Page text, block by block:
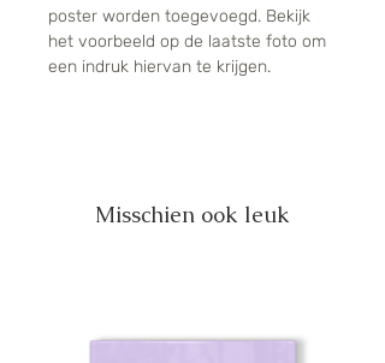
poster worden toegevoegd. Bekijk
het voorbeeld op de laatste foto om
een indruk hiervan te krijgen.
Misschien ook leuk